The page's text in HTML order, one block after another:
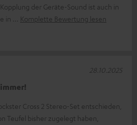
der Geräte-Sound ist auch in
in
Komplette Bewertung lesen
Cross 2 Stereo-Set entschieden,
Teufel bisher zugelegt haben,
28.10.2025